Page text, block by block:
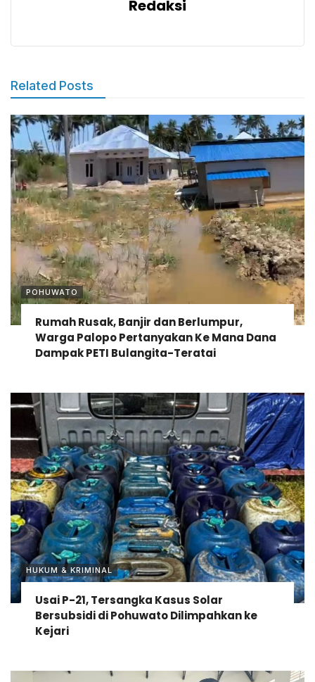
Redaksi
Related Posts
POHUWATO
Rumah Rusak, Banjir dan Berlumpur,
Warga Palopo Pertanyakan Ke Mana Dana
Dampak PETI Bulangita-Teratai
HUKUM & KRIMINAL
Usai P-21, Tersangka Kasus Solar
Bersubsidi di Pohuwato Dilimpahkan ke
Kejari